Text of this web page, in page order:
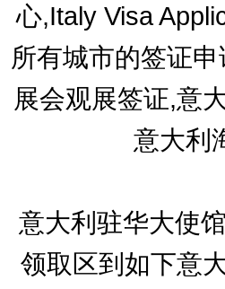
心,Italy Visa
所有城市的签证
展会观展签证,意
意大利
意大利驻华大使
领取区到如下意